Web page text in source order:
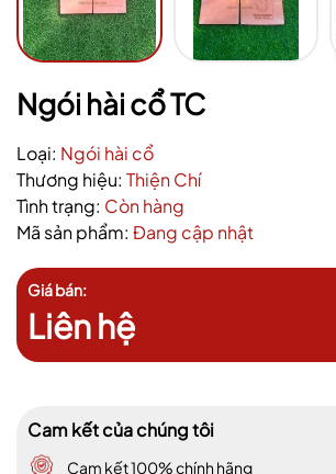
Ngói hài cổ TC
Loại: Ngói hài cổ
Thương hiệu: Thiện Chí
Tình trạng: Còn hàng
Mã sản phẩm: Đang cập nhật
Giá bán:
Liên hệ
Cam kết của chúng tôi
Cam kết 100% chính hãng